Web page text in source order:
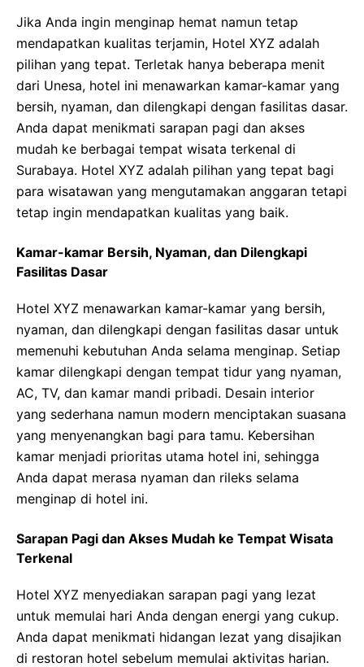
Jika Anda ingin menginap hemat namun tetap
mendapatkan kualitas terjamin, Hotel XYZ adalah
pilihan yang tepat. Terletak hanya beberapa menit
dari Unesa, hotel ini menawarkan kamar-kamar yang
bersih, nyaman, dan dilengkapi dengan fasilitas dasar.
Anda dapat menikmati sarapan pagi dan akses
mudah ke berbagai tempat wisata terkenal di
Surabaya. Hotel XYZ adalah pilihan yang tepat bagi
para wisatawan yang mengutamakan anggaran tetapi
tetap ingin mendapatkan kualitas yang baik.
Kamar-kamar Bersih, Nyaman, dan Dilengkapi
Fasilitas Dasar
Hotel XYZ menawarkan kamar-kamar yang bersih,
nyaman, dan dilengkapi dengan fasilitas dasar untuk
memenuhi kebutuhan Anda selama menginap. Setiap
kamar dilengkapi dengan tempat tidur yang nyaman,
AC, TV, dan kamar mandi pribadi. Desain interior
yang sederhana namun modern menciptakan suasana
yang menyenangkan bagi para tamu. Kebersihan
kamar menjadi prioritas utama hotel ini, sehingga
Anda dapat merasa nyaman dan rileks selama
menginap di hotel ini.
Sarapan Pagi dan Akses Mudah ke Tempat Wisata
Terkenal
Hotel XYZ menyediakan sarapan pagi yang lezat
untuk memulai hari Anda dengan energi yang cukup.
Anda dapat menikmati hidangan lezat yang disajikan
di restoran hotel sebelum memulai aktivitas harian.